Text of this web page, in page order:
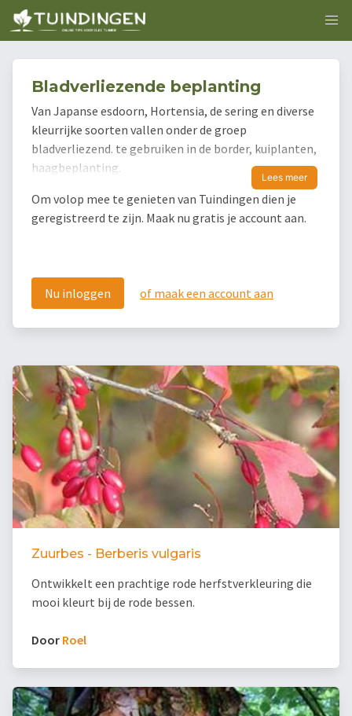
Bladverliezende beplanting
Van Japanse esdoorn, Hortensia, de sering en diverse
kleurrijke soorten vallen onder de groep
bladverliezend. te gebruiken in de border, kuiplanten,
haagbeplanting.
Lees meer
Om volop mee te genieten van Tuindingen dien je
geregistreerd te zijn. Maak nu gratis je account aan.
Nu inloggen of maak een account aan
Zuurbes - Berberis vulgaris
Ontwikkelt een prachtige rode herfstverkleuring die
mooi kleurt bij de rode bessen.
Door Roel